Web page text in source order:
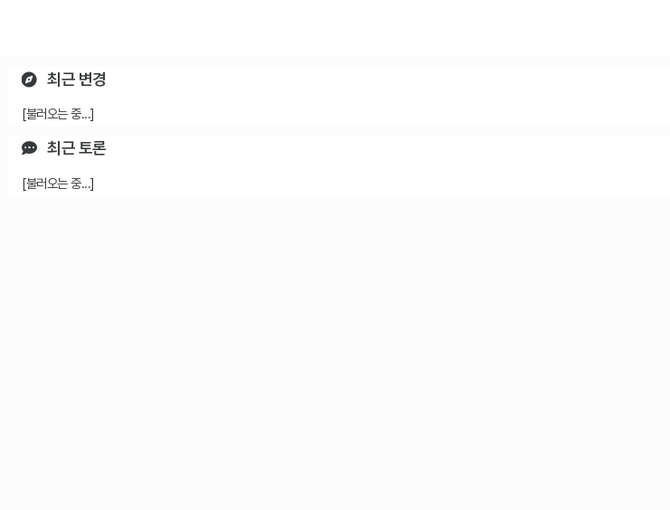
최근 변경
[불러오는 중...]
최근 토론
[불러오는 중...]